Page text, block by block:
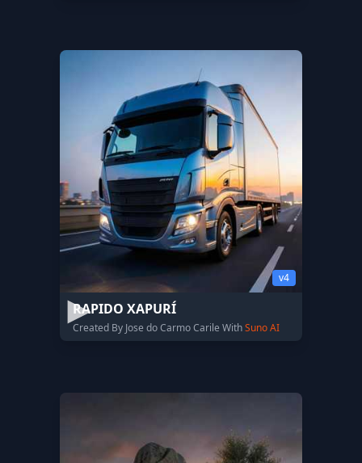
v4
RAPIDO XAPURÍ
Created By Jose do Carmo Carile WithSuno AI